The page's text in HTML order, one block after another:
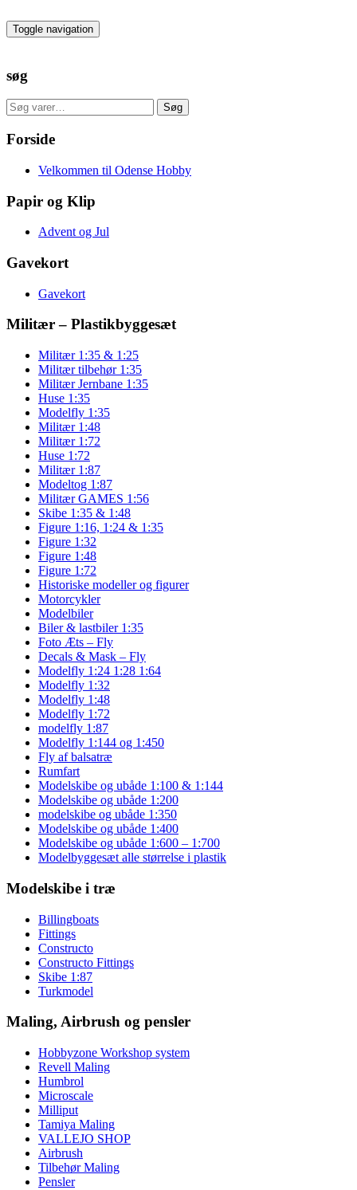
to
the
Toggle navigation
søg
Søg
efter:
Søg
Forside
Velkommen til Odense Hobby
Papir og Klip
Advent og Jul
Gavekort
Gavekort
Militær – Plastikbyggesæt
Militær 1:35 & 1:25
Militær tilbehør 1:35
Militær Jernbane 1:35
Huse 1:35
Modelfly 1:35
Militær 1:48
Militær 1:72
Huse 1:72
Militær 1:87
Modeltog 1:87
Militær GAMES 1:56
Skibe 1:35 & 1:48
Figure 1:16, 1:24 & 1:35
Figure 1:32
Figure 1:48
Figure 1:72
Historiske modeller og figurer
Motorcykler
Modelbiler
Biler & lastbiler 1:35
Foto Æts – Fly
Decals & Mask – Fly
Modelfly 1:24 1:28 1:64
Modelfly 1:32
Modelfly 1:48
Modelfly 1:72
modelfly 1:87
Modelfly 1:144 og 1:450
Fly af balsatræ
Rumfart
Modelskibe og ubåde 1:100 & 1:144
Modelskibe og ubåde 1:200
modelskibe og ubåde 1:350
Modelskibe og ubåde 1:400
Modelskibe og ubåde 1:600 – 1:700
Modelbyggesæt alle størrelse i plastik
Modelskibe i træ
Billingboats
Fittings
Constructo
Constructo Fittings
Skibe 1:87
Turkmodel
Maling, Airbrush og pensler
Hobbyzone Workshop system
Revell Maling
Humbrol
Microscale
Milliput
Tamiya Maling
VALLEJO SHOP
Airbrush
Tilbehør Maling
Pensler